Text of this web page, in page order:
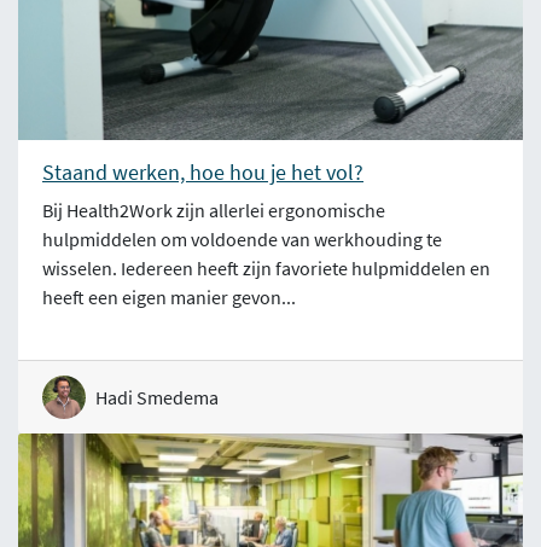
Staand werken, hoe hou je het vol?
Bij Health2Work zijn allerlei ergonomische
hulpmiddelen om voldoende van werkhouding te
wisselen. Iedereen heeft zijn favoriete hulpmiddelen en
heeft een eigen manier gevon...
Hadi Smedema